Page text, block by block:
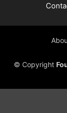
© Copyright